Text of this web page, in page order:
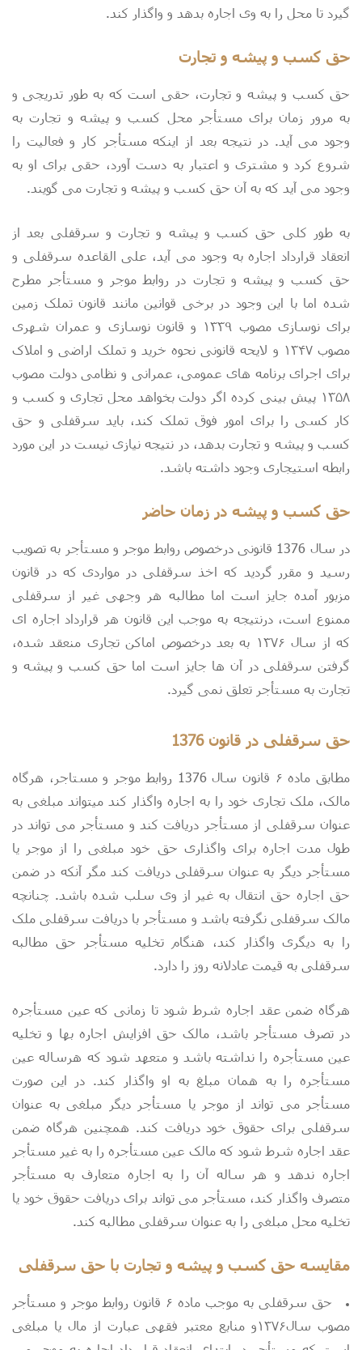
گیرد تا محل را به وی اجاره بدهد و واگذار کند.
حق کسب و پیشه و تجارت
حق کسب و پیشه و تجارت، حقی است که به طور تدریجی و
به مرور زمان برای مستأجر محل کسب و پیشه و تجارت به
وجود می آید. در نتیجه بعد از اینکه مستأجر کار و فعالیت را
شروع کرد و مشتری و اعتبار به دست آورد، حقی برای او به
وجود می آید که به آن حق کسب و پیشه و تجارت می گویند.
به طور کلی حق کسب و پیشه و تجارت و سرقفلی بعد از
انعقاد قرارداد اجاره به وجود می آید، علی القاعده سرقفلی و
حق کسب و پیشه و تجارت در روابط موجر و مستأجر مطرح
شده اما با این وجود در برخی قوانین مانند قانون تملک زمین
برای نوسازی مصوب ۱۳۳۹ و قانون نوسازی و عمران شهری
مصوب ۱۳۴۷ و لایحه قانونی نحوه خرید و تملک اراضی و املاک
برای اجرای برنامه های عمومی، عمرانی و نظامی دولت مصوب
۱۳۵۸ پیش بینی کرده اگر دولت بخواهد محل تجاری و کسب و
کار کسی را برای امور فوق تملک کند، باید سرقفلی و حق
کسب و پیشه و تجارت بدهد، در نتیجه نیازی نیست در این مورد
رابطه استیجاری وجود داشته باشد.
حق کسب و پیشه در زمان حاضر
در سال 1376 قانونی درخصوص روابط موجر و مستأجر به تصویب
رسید و مقرر گردید که اخذ سرقفلی در مواردی که در قانون
مزبور آمده جایز است اما مطالبه هر وجهی غیر از سرقفلی
ممنوع است، درنتیجه به موجب این قانون هر قرارداد اجاره ای
که از سال ۱۳۷۶ به بعد درخصوص اماکن تجاری منعقد شده،
گرفتن سرقفلی در آن ها جایز است اما حق کسب و پیشه و
تجارت به مستأجر تعلق نمی گیرد.
حق سرقفلی در قانون 1376
مطابق ماده ۶ قانون سال 1376 روابط موجر و مستاجر، هرگاه
مالک، ملک تجاری خود را به اجاره واگذار کند می­تواند مبلغی به
عنوان سرقفلی از مستأجر دریافت کند و مستأجر می تواند در
طول مدت اجاره برای واگذاری حق خود مبلغی را از موجر یا
مستأجر دیگر به عنوان سرقفلی دریافت کند مگر آنکه در ضمن
حق اجاره حق انتقال به غیر از وی سلب شده باشد. چنانچه
مالک سرقفلی نگرفته باشد و مستأجر با دریافت سرقفلی ملک
را به دیگری واگذار کند، هنگام تخلیه مستأجر حق مطالبه
سرقفلی به قیمت عادلانه روز را دارد.
هرگاه ضمن عقد اجاره شرط شود تا زمانی که عین مستأجره
در تصرف مستأجر باشد، مالک حق افزایش اجاره بها و تخلیه
عین مستأجره را نداشته باشد و متعهد شود که هرساله عین
مستأجره را به همان مبلغ به او واگذار کند. در این صورت
مستأجر می تواند از موجر یا مستأجر دیگر مبلغی به عنوان
سرقفلی برای حقوق خود دریافت کند. همچنین هرگاه ضمن
عقد اجاره شرط شود که مالک عین مستأجره را به غیر مستأجر
اجاره ندهد و هر ساله آن را به اجاره متعارف به مستأجر
متصرف واگذار کند، مستأجر می تواند برای دریافت حقوق خود یا
تخلیه محل مبلغی را به عنوان سرقفلی مطالبه کند.
مقایسه حق کسب و پیشه و تجارت با حق سرقفلی
حق سرقفلی به موجب ماده ۶ قانون روابط موجر و مستأجر
مصوب سال۱۳۷۶و منابع معتبر فقهی عبارت از مال یا مبلغی